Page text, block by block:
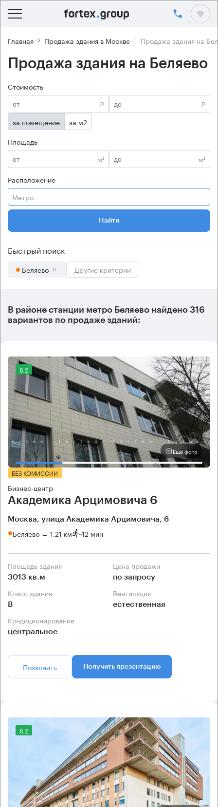
Главная Продажа здания в Москве Продажа здания на
Продажа здания на Беляево
Стоимость
₽
₽
за помещение
за м2
Площадь
м²
м²
Расположение
Метро
Найти
Быстрый поиск
Беляево Другие критерии
В районе станции метро Беляево найдено 316
вариантов по продаже зданий:
8.2
Еще фото
БЕЗ КОМИССИИ
Бизнес-центр
Академика Арцимовича 6
Москва, улица Академика Арцимовича, 6
Беляево → 1.21 км ~12 мин
Площадь здания
3013 кв.м
Цена продажи
по запросу
Класс здания
B
Вентиляция
естественная
Кондиционирование
центральное
Позвонить Получить презентацию
8.2